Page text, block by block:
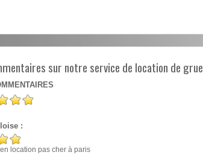
sur notre service de location de grue
:
location pas cher à paris